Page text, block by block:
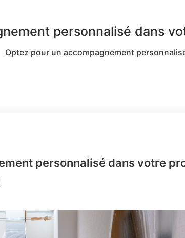
personnalisé dans
Optez pour un accompagnement
personnalisé dans votre